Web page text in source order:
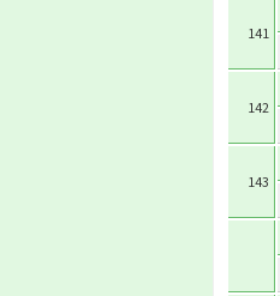
141
142
143